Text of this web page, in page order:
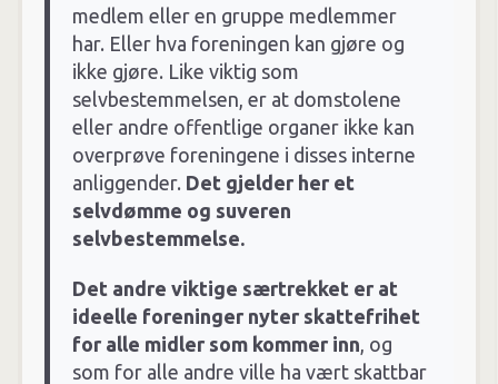
medlem eller en gruppe medlemmer
har. Eller hva foreningen kan gjøre og
ikke gjøre. Like viktig som
selvbestemmelsen, er at domstolene
eller andre offentlige organer ikke kan
overprøve foreningene i disses interne
anliggender. Det gjelder her et
selvdømme og suveren
selvbestemmelse.
Det andre viktige særtrekket er at
ideelle foreninger nyter skattefrihet
for alle midler som kommer inn , og
som for alle andre ville ha vært skattbar